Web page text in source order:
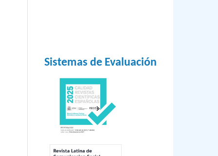
Sistemas de Evaluación